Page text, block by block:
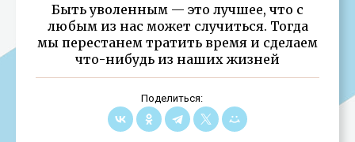
Быть уволенным — это лучшее, что с
любым из нас может случиться. Тогда
мы перестанем тратить время и сделаем
что-нибудь из наших жизней
Поделиться: